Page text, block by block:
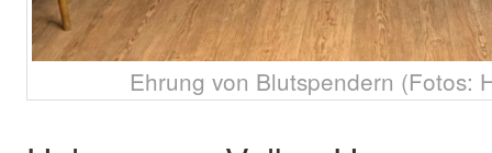
Ehrung von Blutspendern (Fotos: